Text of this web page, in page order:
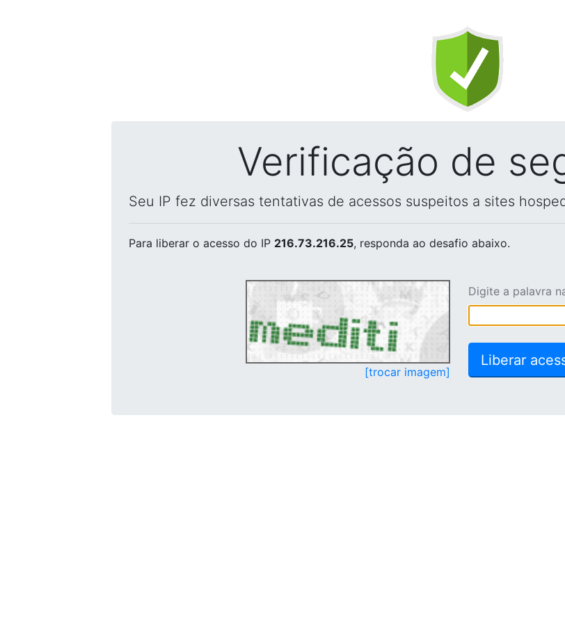
Verificação de
Seu IP fez diversas tentativas de acessos suspeitos a sites
Para liberar o acesso do IP 216.73.216.25, responda ao desafio abaixo.
[trocar imagem]
Digite a palavra